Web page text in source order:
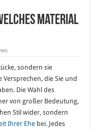
Material
sondern sie
die Sie und
Die Wahl des
von großer Bedeutung,
Stil wider, sondern
Ihrer Ehe bei. Jedes